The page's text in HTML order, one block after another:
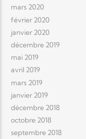
mars 2020
février 2020
janvier 2020
décembre 2019
mai 2019
avril 2019
mars 2019
janvier 2019
décembre 2018
octobre 2018
septembre 2018